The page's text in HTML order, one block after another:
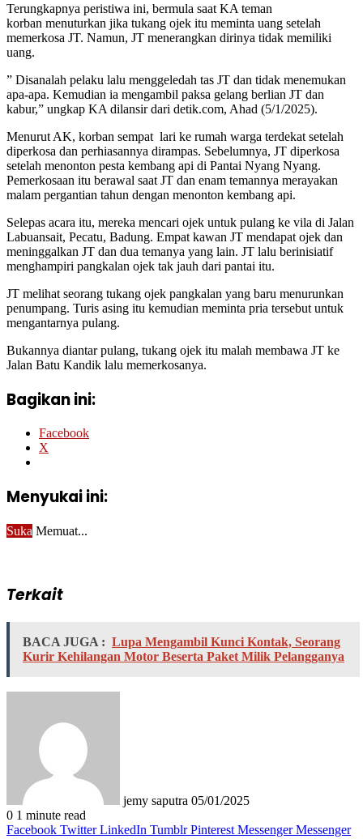
Terungkapnya peristiwa ini, bermula saat KA teman
korban menuturkan jika tukang ojek itu meminta uang setelah
memerkosa JT. Namun, JT menerangkan dirinya tidak memiliki
uang.
” Disanalah pelaku lalu menggeledah tas JT dan tidak menemukan
apa-apa. Kemudian ia mengambil paksa gelang berlian JT dan
kabur,” ungkap KA dilansir dari detik.com, Ahad (5/1/2025).
Menurut AK, korban sempat lari ke rumah warga terdekat setelah
diperkosa dan perhiasannya dirampas. Sebelumnya, JT diperkosa
setelah menonton pesta kembang api di Pantai Nyang Nyang.
Pemerkosaan itu berawal saat JT dan enam temannya merayakan
malam pergantian tahun dengan menonton kembang api.
Selepas acara itu, mereka mencari ojek untuk pulang ke vila di Jalan
Labuansait, Pecatu, Badung. Empat kawan JT mendapat ojek dan
meninggalkan JT dan dua temanya yang lain. JT lalu berinisiatif
menghampiri pangkalan ojek tak jauh dari pantai itu.
JT melihat seorang tukang ojek pangkalan yang baru menurunkan
penumpang. Turis asing itu kemudian meminta pria tersebut untuk
mengantarnya pulang.
Bukannya diantar pulang, tukang ojek itu malah membawa JT ke
Jalan Batu Kandik lalu memerkosanya.
Bagikan ini:
Facebook
X
Menyukai ini:
Suka Memuat...
Terkait
BACA JUGA : Lupa Mengambil Kunci Kontak, Seorang
Kurir Kehilangan Motor Beserta Paket Milik Pelangganya
jemy saputra 05/01/2025
0 1 minute read
Facebook Twitter LinkedIn Tumblr Pinterest Messenger Messenger